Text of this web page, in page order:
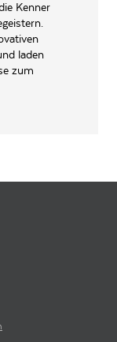
Kenner
laden
zum